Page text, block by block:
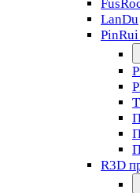
LanDu
PinRui
R3D